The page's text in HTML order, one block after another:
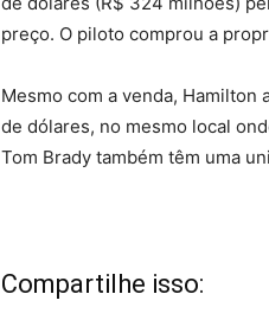
preço. O piloto comprou a
Mesmo com a venda,
de dólares, no mesmo local
Tom Brady também têm uma
Compartilhe isso: